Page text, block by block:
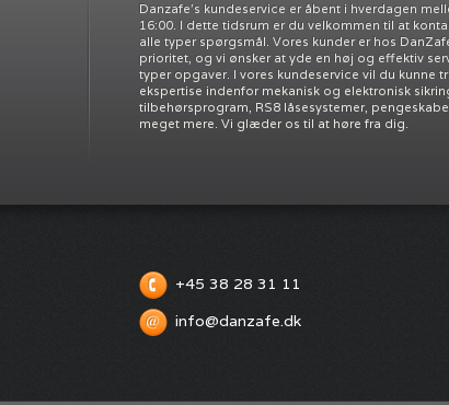
Danzafe’s kundeservice er åbent i hverdagen
16:00. I dette tidsrum er du velkommen til at
alle typer spørgsmål. Vores kunder er hos
prioritet, og vi ønsker at yde en høj og effektiv
typer opgaver. I vores kundeservice vil du kunne
ekspertise indenfor mekanisk og elektronisk
tilbehørsprogram, RS8 låsesystemer,
meget mere. Vi glæder os til at høre fra dig.
+45 38 28 31 11
info@danzafe.dk